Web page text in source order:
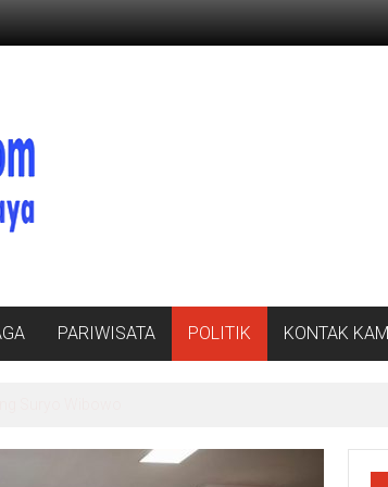
PARIWISATA POLITIK KONTAK